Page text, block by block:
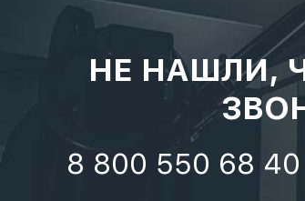
НЕ НАШЛИ,
8 800 550 68 40